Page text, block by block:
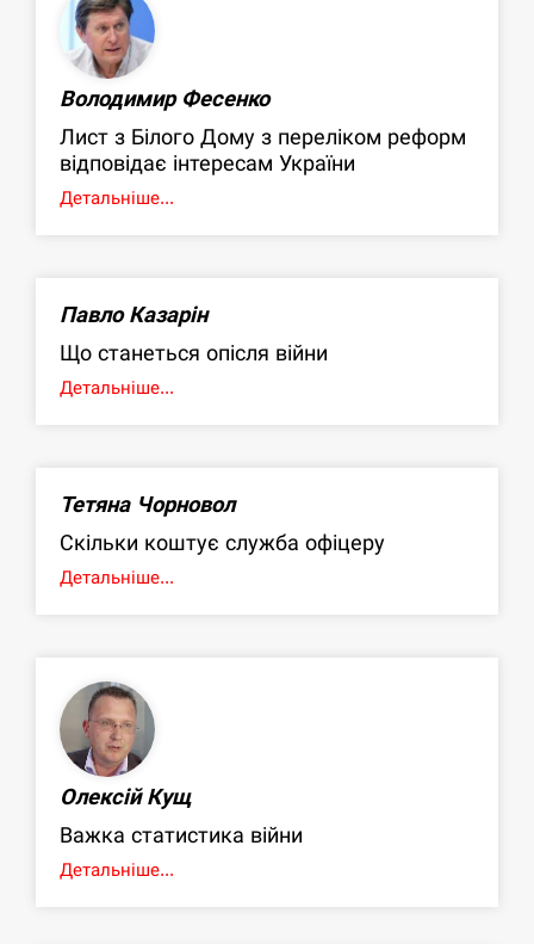
Володимир Фесенко
Лист з Білого Дому з переліком реформ
відповідає інтересам України
Детальніше...
Павло Казарін
Що станеться опісля війни
Детальніше...
Тетяна Чорновол
Скільки коштує служба офіцеру
Детальніше...
Олексій Кущ
Важка статистика війни
Детальніше...